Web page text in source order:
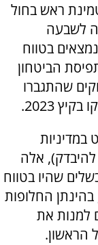
ראש בחול
לשבעה
בטווח
הביטחון
שהתגברו
2023.
אלה
שהיו בטווח
החלופות
למנות את
הראשון.